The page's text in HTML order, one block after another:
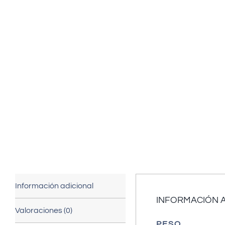
Información adicional
Valoraciones (0)
INFORMACIÓN